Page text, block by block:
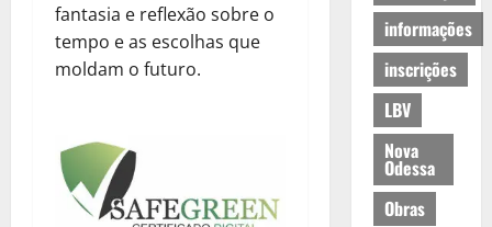
fantasia e reflexão sobre o
tempo e as escolhas que
moldam o futuro.
informações
inscrições
LBV
Nova
Odessa
Obras